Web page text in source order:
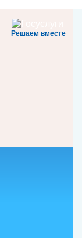
Решаем вместе